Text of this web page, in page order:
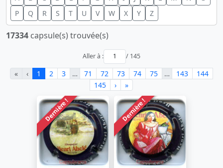
P
Q R S T U V W X Y Z
17334 capsule(s) trouvée(s)
Aller à : / 145
« ‹ 1 2 3 … 71 72 73 74 75 … 143
144
145
› »
Dernière ! Dernière !